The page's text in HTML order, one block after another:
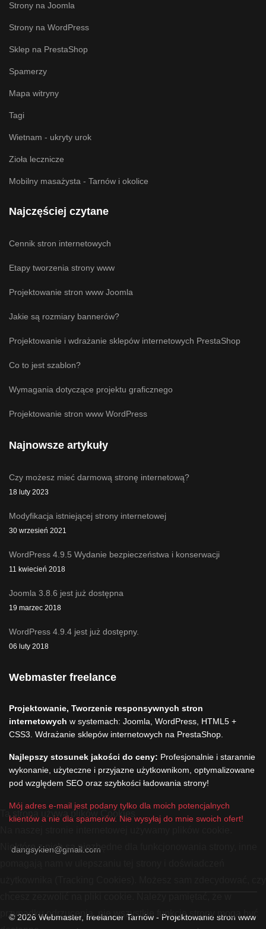
Strony na Joomla
Strony na WordPress
Sklep na PrestaShop
Spamerzy
Mapa witryny
Tagi
Wietnam - ukryty urok
Zioła lecznicze
Mobilny masażysta - Tarnów i okolice
Najczęściej czytane
Cennik stron internetowych
Etapy tworzenia strony www
Projektowanie stron www Joomla
Jakie są rozmiary bannerów?
Projektowanie i wdrażanie sklepów internetowych PrestaShop
Co to jest szablon?
Wymagania dotyczące projektu graficznego
Projektowanie stron www WordPress
Najnowsze artykuły
Czy możesz mieć darmową stronę internetową?
18 luty 2023
Modyfikacja istniejącej strony internetowej
30 wrzesień 2021
WordPress 4.9.5 Wydanie bezpieczeństwa i konserwacji
11 kwiecień 2018
Joomla 3.8.6 jest już dostępna
19 marzec 2018
WordPress 4.9.4 jest już dostępny.
06 luty 2018
Webmaster freelance
Projektowanie, Tworzenie responsywnych stron
internetowych w systemach: Joomla, WordPress, HTML5 +
CSS3. Wdrażanie sklepów internetowych na PrestaShop.
Najlepszy stosunek jakości do ceny: Profesjonalnie i starannie
wykonanie, użyteczne i przyjazne użytkownikom, optymalizowane
pod względem SEO oraz szybkości ładowania strony!
Mój adres e-mail jest podany tylko dla moich potencjalnych
klientów a nie dla spamerów. Nie wysyłaj do mnie swoich ofert!
dangsykien@gmail.com
© 2026 Webmaster, freelancer Tarnów - Projektowanie stron www
Ta strona używa plików Cookies
Niektóre z nich są niezbędne dla funkcjonowania strony, inne
przypadku odrzucenia, nie wszystkie funkcje strony mogą być